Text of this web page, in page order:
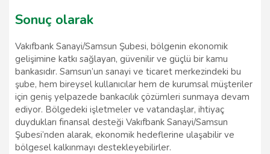
Sonuç olarak
Vakıfbank Sanayi/Samsun Şubesi, bölgenin ekonomik
gelişimine katkı sağlayan, güvenilir ve güçlü bir kamu
bankasıdır. Samsun’un sanayi ve ticaret merkezindeki bu
şube, hem bireysel kullanıcılar hem de kurumsal müşteriler
için geniş yelpazede bankacılık çözümleri sunmaya devam
ediyor. Bölgedeki işletmeler ve vatandaşlar, ihtiyaç
duydukları finansal desteği Vakıfbank Sanayi/Samsun
Şubesi’nden alarak, ekonomik hedeflerine ulaşabilir ve
bölgesel kalkınmayı destekleyebilirler.